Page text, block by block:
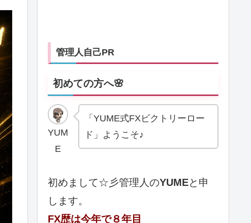
管理人自己PR
初めての方へ🌸
YUM
E
「YUME式FXビクトリーロー
ド」ようこそ♪
初めまして☆彡管理人のYUMEと申
します。
FX歴は今年で８年目